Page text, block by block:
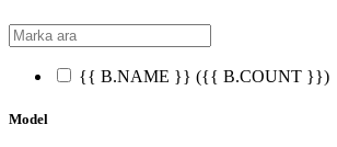
{{ B.NAME }} ({{ B.COUNT }})
Model